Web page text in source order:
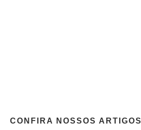
CONFIRA NOSSOS ARTIGOS